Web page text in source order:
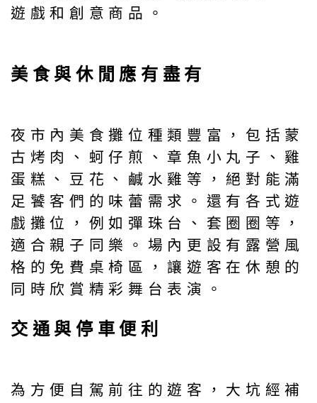
遊戲和創意商品。
美食與休閒應有盡有
夜市內美食攤位種類豐富，包括蒙
古烤肉、蚵仔煎、章魚小丸子、雞
蛋糕、豆花、鹹水雞等，絕對能滿
足饕客們的味蕾需求。還有各式遊
戲攤位，例如彈珠台、套圈圈等，
適合親子同樂。場內更設有露營風
格的免費桌椅區，讓遊客在休憩的
同時欣賞精彩舞台表演。
交通與停車便利
為方便自駕前往的遊客，大坑經補